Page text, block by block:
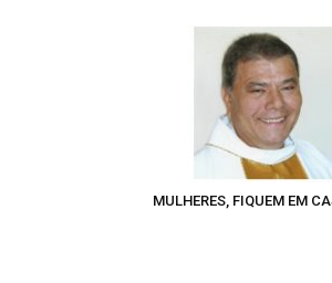
MULHERES, FIQUEM EM